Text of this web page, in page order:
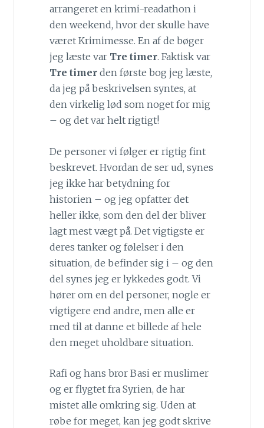
arrangeret en krimi-readathon i
den weekend, hvor der skulle have
været Krimimesse. En af de bøger
jeg læste var Tre timer. Faktisk var
Tre timerden første bog jeg læste,
da jeg på beskrivelsen syntes, at
den virkelig lød som noget for mig
– og det var helt rigtigt!
De personer vi følger er rigtig fint
beskrevet. Hvordan de ser ud, synes
jeg ikke har betydning for
historien – og jeg opfatter det
heller ikke, som den del der bliver
lagt mest vægt på. Det vigtigste er
deres tanker og følelser i den
situation, de befinder sig i – og den
del synes jeg er lykkedes godt. Vi
hører om en del personer, nogle er
vigtigere end andre, men alle er
med til at danne et billede af hele
den meget uholdbare situation.
Rafi og hans bror Basi er muslimer
og er flygtet fra Syrien, de har
mistet alle omkring sig. Uden at
røbe for meget, kan jeg godt skrive